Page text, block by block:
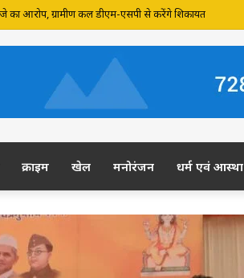
का आरोप, ग्रामीण कल डीएम-एसपी से करेंगे शिकायत
क्राइम खेल मनोरंजन धर्म एवं आस्था